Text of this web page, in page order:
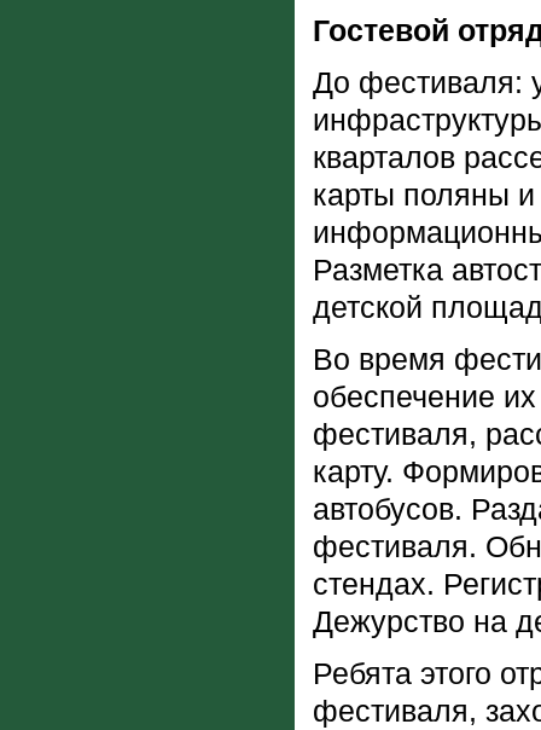
Гостевой
До фестиваля:
кварталов
карты поляны и
Разметка
детской
Во время
обеспечение
фестиваля,
карту.
автобусов.
фестиваля.
стендах.
Дежурство на
Ребята этого
фестиваля,